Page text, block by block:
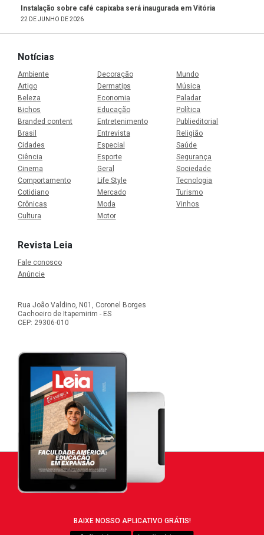
Instalação sobre café capixaba será inaugurada em Vitória
22 DE JUNHO DE 2026
Notícias
Ambiente
Artigo
Beleza
Bichos
Branded content
Brasil
Cidades
Ciência
Cinema
Comportamento
Cotidiano
Crônicas
Cultura
Decoração
Dermatips
Economia
Educação
Entretenimento
Entrevista
Especial
Esporte
Geral
Life Style
Mercado
Moda
Motor
Mundo
Música
Paladar
Política
Publieditorial
Religião
Saúde
Segurança
Sociedade
Tecnologia
Turismo
Vinhos
Revista Leia
Fale conosco
Anúncie
Rua João Valdino, N01, Coronel Borges
Cachoeiro de Itapemirim - ES
CEP: 29306-010
BAIXE NOSSO APLICATIVO GRÁTIS!